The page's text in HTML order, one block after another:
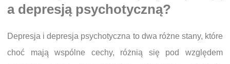
a depresją psychotyczną?
Depresja i depresja psychotyczna to dwa różne stany, które
choć mają wspólne cechy, różnią się pod względem